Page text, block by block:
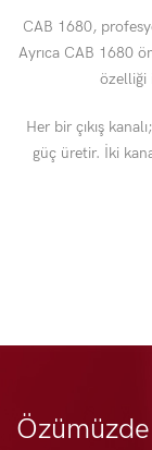
CAB 1680,
Ayrıca CAB 1680
özelliği
Her bir çıkış
güç üretir. İki